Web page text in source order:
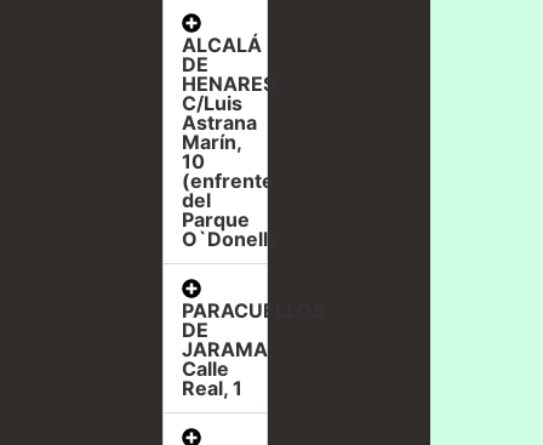
ALCALÁ
DE
HENARES,
C/Luis
Astrana
Marín,
10
(enfrente
del
Parque
O`Donell)
PARACUELLOS
DE
JARAMA,
Calle
Real, 1